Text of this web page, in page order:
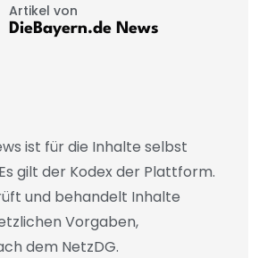
Artikel von
DieBayern.de News
ist für die Inhalte selbst
gilt der Kodex der Plattform.
und behandelt Inhalte
Vorgaben,
dem NetzDG.